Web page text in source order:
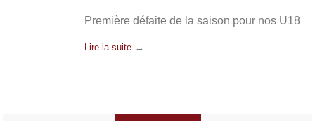
Première défaite de la saison pour nos U18
Lire la suite